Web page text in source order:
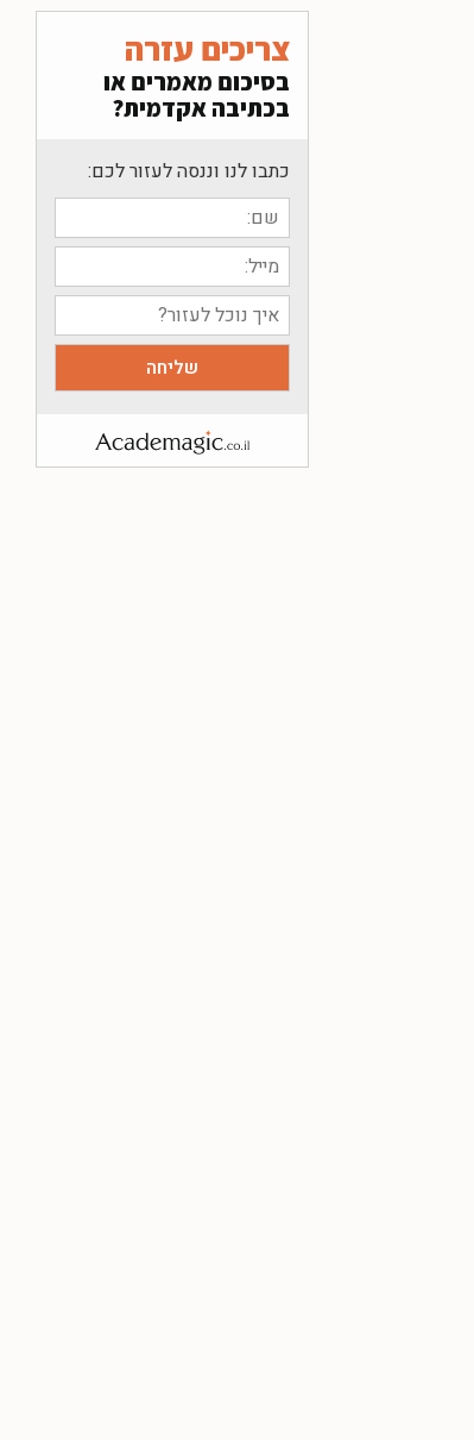
צריכים עזרה
בסיכום מאמרים או
בכתיבה אקדמית?
כתבו לנו וננסה לעזור לכם: